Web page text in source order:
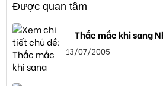
Được quan tâm
Thắc mắc khi sang
13/07/2005